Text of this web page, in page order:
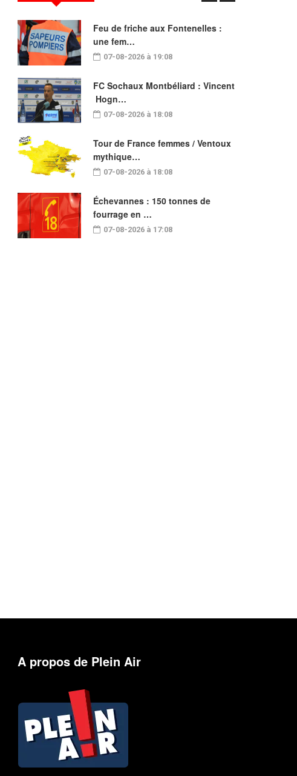
Feu de friche aux Fontenelles :
une fem…
07-08-2026 à 19:08
FC Sochaux Montbéliard : Vincent
Hogn…
07-08-2026 à 18:08
Tour de France femmes / Ventoux
mythique…
07-08-2026 à 18:08
Échevannes : 150 tonnes de
fourrage en …
07-08-2026 à 17:08
A propos de Plein Air